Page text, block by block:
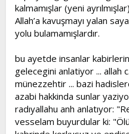
kalmamışlar (yeni
Allah’a kavuşmayı yalan
yolu bulamamışlardır.
bu ayetde insanlar
gelecegini anlatiyor ... allah
münezzehtir ... bazi
azabi hakkinda sunlar
radıyallahu anh anlatıyor:
vesselam buyurdular ki: